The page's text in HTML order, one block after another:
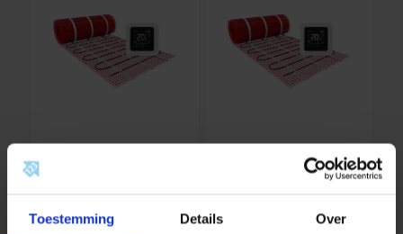
Toestemming Details Over
Vloerverwarmingsm
Watt
voor vloerverwarming
Vloerverwarmingsm
Watt
voor vloerverwarming